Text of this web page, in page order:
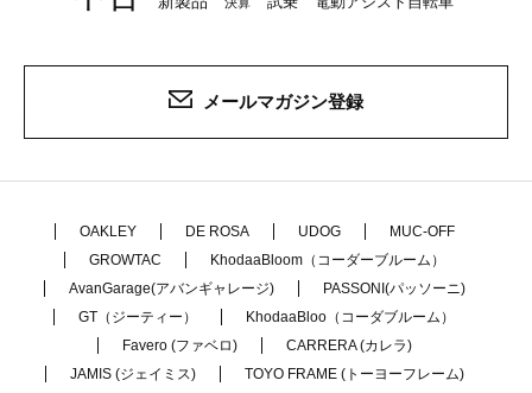
メールマガジン登録
OAKLEY DE ROSA UDOG
MUC-OFF
GROWTAC
KhodaaBloom（コーダーブルーム）
AvanGarage(アバンギャレージ)
PASSONI(パッソーニ)
GT（ジーティー）
KhodaaBloo（コーダブルーム）
Favero (ファベロ)
CARRERA (カレラ)
JAMIS (ジェイミス)
TOYO FRAME (トーヨーフレーム)